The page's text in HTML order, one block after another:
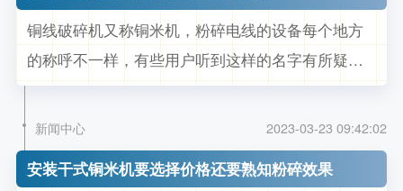
的用户，回收产量不多，依然选择大型号...
铜线破碎机又称铜米机，粉碎电线的设备每个地方
的称呼不一样，有些用户听到这样的名字有所疑问
是很正常的，会联想到还有很多种类型粉碎电线的
机器而已，不以为然的是称呼和机器的名字网上和
现在的称呼有所不同，每年都会产生数不完的被淘
汰掉的废线，这些废线一般都是因为线路老化而不
新闻中心 2023-03-23 09:42:02
安装干式铜米机要选择价格还要熟知粉碎效果